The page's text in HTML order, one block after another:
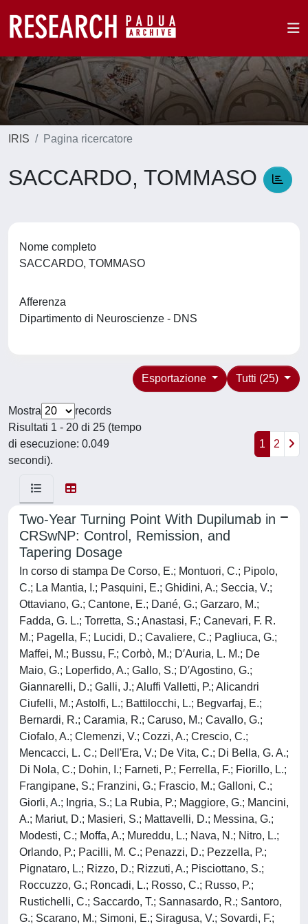
IRIS Pagina ricercatore
SACCARDO, TOMMASO
Nome completo
SACCARDO, TOMMASO
Afferenza
Dipartimento di Neuroscienze - DNS
Tutti (25)
Esportazione
Mostra
records
Risultati 1 - 20 di 25 (tempo
di esecuzione: 0.049
secondi).
1 2
Two-Year Turning Point With Dupilumab in
CRSwNP: Control, Remission, and
Tapering Dosage
In corso di stampa De Corso, E.; Montuori, C.; Pipolo,
C.; La Mantia, I.; Pasquini, E.; Ghidini, A.; Seccia, V.;
Ottaviano, G.; Cantone, E.; Dané, G.; Garzaro, M.;
Fadda, G. L.; Torretta, S.; Anastasi, F.; Canevari, F. R.
M.; Pagella, F.; Lucidi, D.; Cavaliere, C.; Pagliuca, G.;
Maffei, M.; Bussu, F.; Corbò, M.; D′Auria, L. M.; De
Maio, G.; Loperfido, A.; Gallo, S.; D′Agostino, G.;
Giannarelli, D.; Galli, J.; Aluffi Valletti, P.; Alicandri
Ciufelli, M.; Astolfi, L.; Battilocchi, L.; Begvarfaj, E.;
Bernardi, R.; Caramia, R.; Caruso, M.; Cavallo, G.;
Ciofalo, A.; Clemenzi, V.; Cozzi, A.; Crescio, C.;
Mencacci, L. C.; Dell'Era, V.; De Vita, C.; Di Bella, G. A.;
Di Nola, C.; Dohin, I.; Farneti, P.; Ferrella, F.; Fiorillo, L.;
Frangipane, S.; Franzini, G.; Frascio, M.; Galloni, C.;
Giorli, A.; Ingria, S.; La Rubia, P.; Maggiore, G.; Mancini,
A.; Mariut, D.; Masieri, S.; Mattavelli, D.; Messina, G.;
Modesti, C.; Moffa, A.; Mureddu, L.; Nava, N.; Nitro, L.;
Orlando, P.; Pacilli, M. C.; Penazzi, D.; Pezzella, P.;
Pignataro, L.; Rizzo, D.; Rizzuti, A.; Pisciottano, S.;
Roccuzzo, G.; Roncadi, L.; Rosso, C.; Russo, P.;
Rustichelli, C.; Saccardo, T.; Sannasardo, R.; Santoro,
G.; Scarano, M.; Simoni, E.; Siragusa, V.; Sovardi, F.;